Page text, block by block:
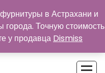
в Астрахани и
города. Точную стоимость
у продавца Dismiss